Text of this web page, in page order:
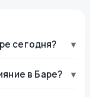
сегодня? ▾
в Баре? ▾